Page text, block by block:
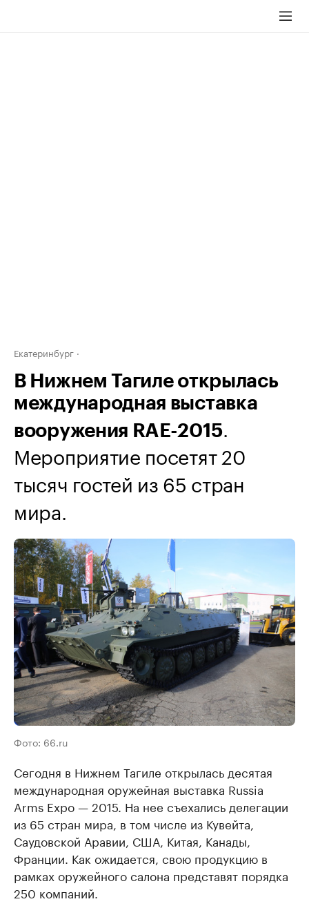
Екатеринбург
В Нижнем Тагиле открылась
международная выставка
вооружения RAE-2015.
Мероприятие посетят 20
тысяч гостей из 65 стран
мира.
Фото: 66.ru
Сегодня в Нижнем Тагиле открылась десятая
международная оружейная выставка Russia
Arms Expo — 2015. На нее съехались делегации
из 65 стран мира, в том числе из Кувейта,
Саудовской Аравии, США, Китая, Канады,
Франции. Как ожидается, свою продукцию в
рамках оружейного салона представят порядка
250 компаний.